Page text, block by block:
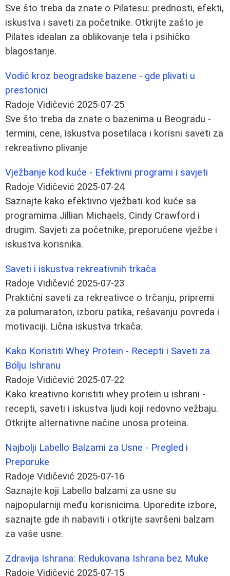
Sve što treba da znate o Pilatesu: prednosti, efekti,
iskustva i saveti za početnike. Otkrijte zašto je
Pilates idealan za oblikovanje tela i psihičko
blagostanje.
Vodič kroz beogradske bazene - gde plivati u
prestonici
Radoje Vidičević 2025-07-25
Sve što treba da znate o bazenima u Beogradu -
termini, cene, iskustva posetilaca i korisni saveti za
rekreativno plivanje
Vježbanje kod kuće - Efektivni programi i savjeti
Radoje Vidičević 2025-07-24
Saznajte kako efektivno vježbati kod kuće sa
programima Jillian Michaels, Cindy Crawford i
drugim. Savjeti za početnike, preporučene vježbe i
iskustva korisnika.
Saveti i iskustva rekreativnih trkača
Radoje Vidičević 2025-07-23
Praktični saveti za rekreativce o trčanju, pripremi
za polumaraton, izboru patika, rešavanju povreda i
motivaciji. Lična iskustva trkača.
Kako Koristiti Whey Protein - Recepti i Saveti za
Bolju Ishranu
Radoje Vidičević 2025-07-22
Kako kreativno koristiti whey protein u ishrani -
recepti, saveti i iskustva ljudi koji redovno vežbaju.
Otkrijte alternativne načine unosa proteina.
Najbolji Labello Balzami za Usne - Pregled i
Preporuke
Radoje Vidičević 2025-07-16
Saznajte koji Labello balzami za usne su
najpopularniji među korisnicima. Uporedite izbore,
saznajte gde ih nabaviti i otkrijte savršeni balzam
za vaše usne.
Zdravija Ishrana: Redukovana Ishrana bez Muke
Radoje Vidičević 2025-07-15